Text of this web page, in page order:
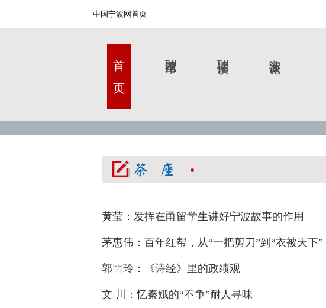
中国宁波网首页
首 页
黄莹：发挥在甬留学生讲好宁波故事的作用
茅惠伟：百年红帮，从“一把剪刀”到“衣被天下”
郭雪玲：《诗经》里的政绩观
文 川：忆秦娥的“不争”耐人寻味